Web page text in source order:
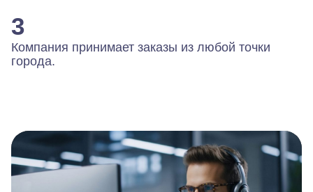
3
Компания принимает заказы из любой точки
города.